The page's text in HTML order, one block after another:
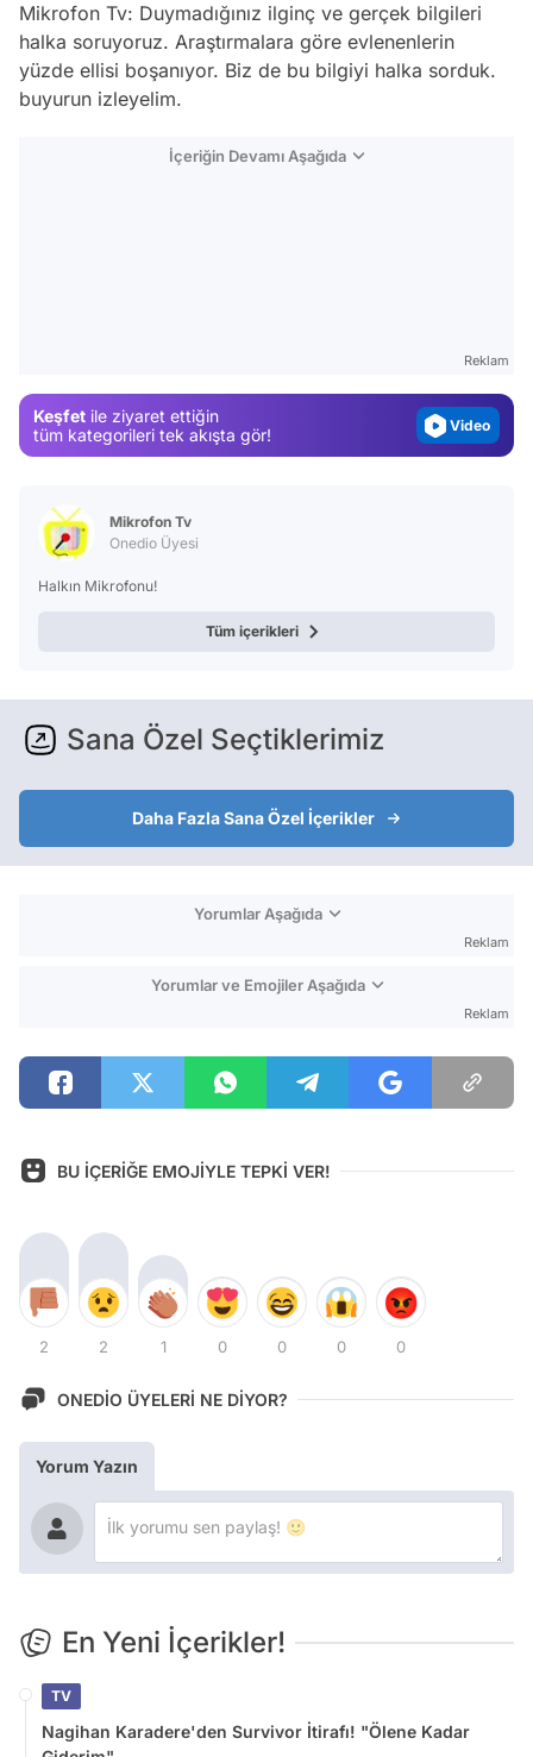
Mikrofon Tv: Duymadığınız ilginç ve gerçek bilgileri
halka soruyoruz. Araştırmalara göre evlenenlerin
yüzde ellisi boşanıyor. Biz de bu bilgiyi halka sorduk.
buyurun izleyelim.
İçeriğin Devamı Aşağıda
Reklam
Keşfet ile ziyaret ettiğin
tüm kategorileri tek akışta gör!
Video
Mikrofon Tv
Onedio Üyesi
Halkın Mikrofonu!
Tüm içerikleri
Sana Özel Seçtiklerimiz
Daha Fazla Sana Özel İçerikler
Yorumlar Aşağıda
Reklam
Yorumlar ve Emojiler Aşağıda
Reklam
BU İÇERİĞE EMOJİYLE TEPKİ VER!
2 2 1 0 0 0 0
ONEDİO ÜYELERİ NE DİYOR?
Yorum Yazın
En Yeni İçerikler!
TV
Nagihan Karadere'den Survivor İtirafı! "Ölene Kadar